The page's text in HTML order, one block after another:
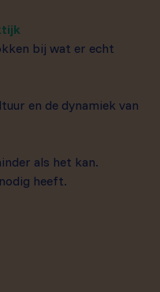
bij wat er echt
en de dynamiek van
als het kan.
heeft.